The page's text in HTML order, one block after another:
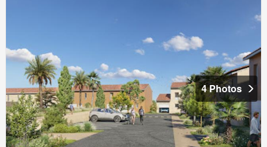
4 Photos